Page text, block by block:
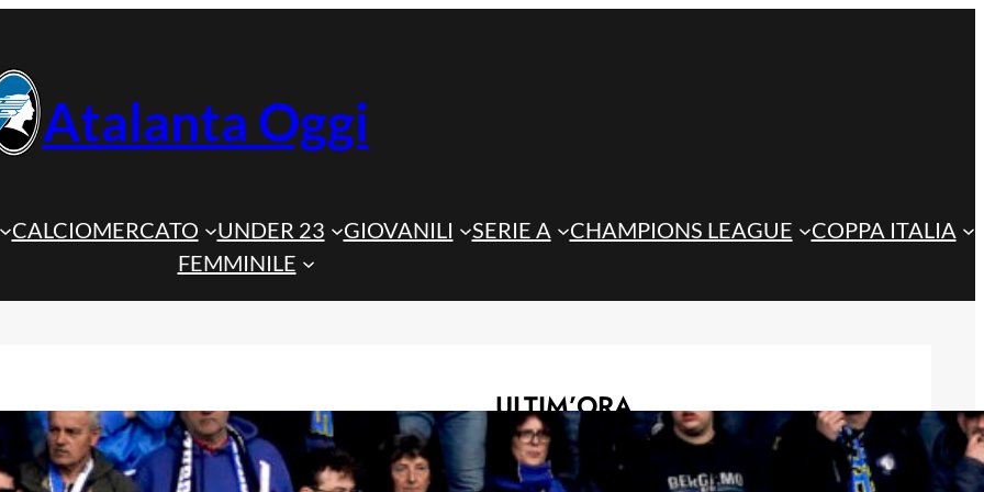
Atalanta Oggi
CALCIOMERCATO UNDER 23 GIOVANILI SERIE A CHAMPIONS LEAGUE
COPPA ITALIA
FEMMINILE
ULTIM’ORA
Playoff di Conference League, il
ritorno dell’Atalanta potrebbe